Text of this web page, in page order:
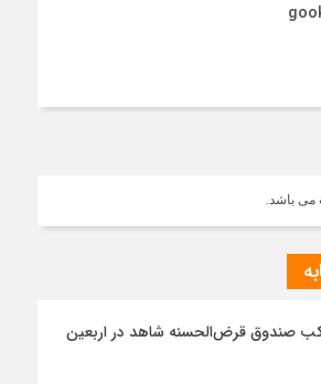
می باشد.
صندوق قرض‌الحسنه شاهد در اربعین